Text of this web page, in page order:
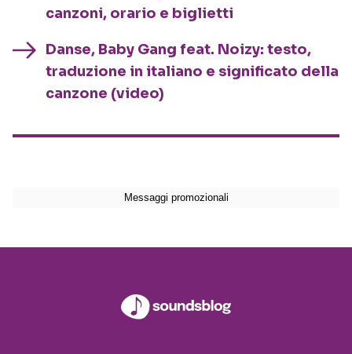
canzoni, orario e biglietti
Danse, Baby Gang feat. Noizy: testo,
traduzione in italiano e significato della
canzone (video)